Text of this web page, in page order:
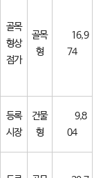
골목
형상
점가
골목
형
16,9
74
등록
시장
건물
형
9,8
04